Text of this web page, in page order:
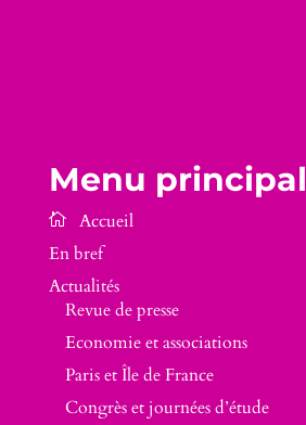
Menu principal
En bref
Actualités
Revue de presse
Economie et associations
Paris et Île de France
Congrès et journées d’étude